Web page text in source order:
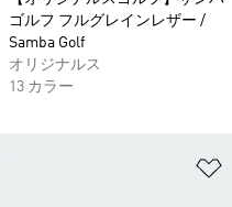
ゴルフ フルグレインレザー /
Samba Golf
オリジナルス
13 カラー